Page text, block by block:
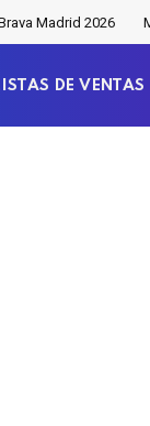
Madrid 2026
DE VENTAS